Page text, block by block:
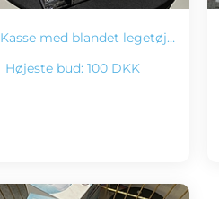
Kasse med blandet legetøj…
Højeste bud: 100 DKK